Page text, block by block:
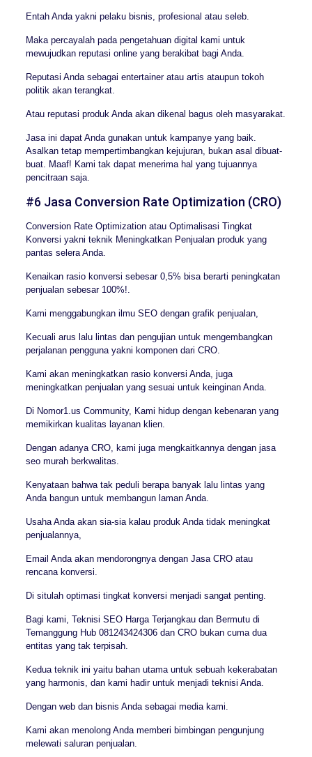
Entah Anda yakni pelaku bisnis, profesional atau seleb.
Maka percayalah pada pengetahuan digital kami untuk
mewujudkan reputasi online yang berakibat bagi Anda.
Reputasi Anda sebagai entertainer atau artis ataupun tokoh
politik akan terangkat.
Atau reputasi produk Anda akan dikenal bagus oleh masyarakat.
Jasa ini dapat Anda gunakan untuk kampanye yang baik.
Asalkan tetap mempertimbangkan kejujuran, bukan asal dibuat-
buat. Maaf! Kami tak dapat menerima hal yang tujuannya
pencitraan saja.
#6 Jasa Conversion Rate Optimization (CRO)
Conversion Rate Optimization atau Optimalisasi Tingkat
Konversi yakni teknik Meningkatkan Penjualan produk yang
pantas selera Anda.
Kenaikan rasio konversi sebesar 0,5% bisa berarti peningkatan
penjualan sebesar 100%!.
Kami menggabungkan ilmu SEO dengan grafik penjualan,
Kecuali arus lalu lintas dan pengujian untuk mengembangkan
perjalanan pengguna yakni komponen dari CRO.
Kami akan meningkatkan rasio konversi Anda, juga
meningkatkan penjualan yang sesuai untuk keinginan Anda.
Di Nomor1.us Community, Kami hidup dengan kebenaran yang
memikirkan kualitas layanan klien.
Dengan adanya CRO, kami juga mengkaitkannya dengan jasa
seo murah berkwalitas.
Kenyataan bahwa tak peduli berapa banyak lalu lintas yang
Anda bangun untuk membangun laman Anda.
Usaha Anda akan sia-sia kalau produk Anda tidak meningkat
penjualannya,
Email Anda akan mendorongnya dengan Jasa CRO atau
rencana konversi.
Di situlah optimasi tingkat konversi menjadi sangat penting.
Bagi kami, Teknisi SEO Harga Terjangkau dan Bermutu di
Temanggung Hub 081243424306 dan CRO bukan cuma dua
entitas yang tak terpisah.
Kedua teknik ini yaitu bahan utama untuk sebuah kekerabatan
yang harmonis, dan kami hadir untuk menjadi teknisi Anda.
Dengan web dan bisnis Anda sebagai media kami.
Kami akan menolong Anda memberi bimbingan pengunjung
melewati saluran penjualan.